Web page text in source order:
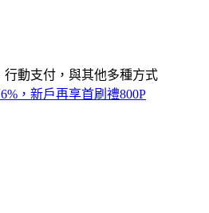
行動支付，與其他多種方式
，新戶再享首刷禮800P